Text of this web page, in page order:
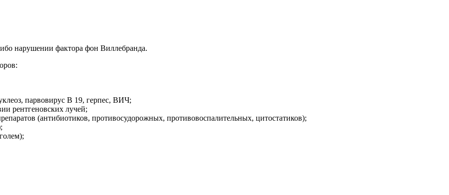
нарушении фактора фон Виллебранда.
парвовирус В 19, герпес, ВИЧ;
рентгеновских лучей;
(антибиотиков, противосудорожных, противовоспалительных, цитостатиков);